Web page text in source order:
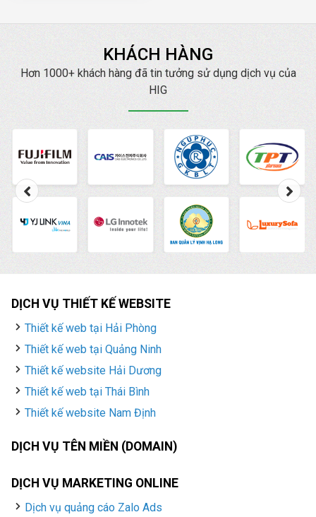
nàyCông ty HIGsẽ
thông tin về trình quản
lý quảng cáo là gì
KHÁCH HÀNG
Hơn 1000+ khách hàng đã tin tưởng sử dụng dịch vụ của
HIG
DỊCH VỤ THIẾT KẾ WEBSITE
Thiết kế web tại Hải Phòng
Thiết kế web tại Quảng Ninh
Thiết kế website Hải Dương
Thiết kế web tại Thái Bình
Thiết kế website Nam Định
DỊCH VỤ TÊN MIỀN (DOMAIN)
DỊCH VỤ MARKETING ONLINE
Dịch vụ quảng cáo Zalo Ads